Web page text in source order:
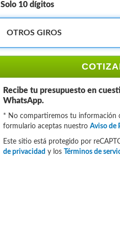
Solo 10 dígitos
Recibe tu presupuesto en
WhatsApp.
* No compartiremos tu información
formulario aceptas nuestro Aviso de
Este sitio está protegido por
de privacidad y los Términos de